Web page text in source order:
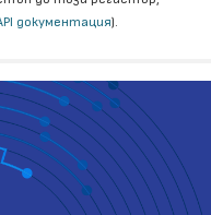
документация).